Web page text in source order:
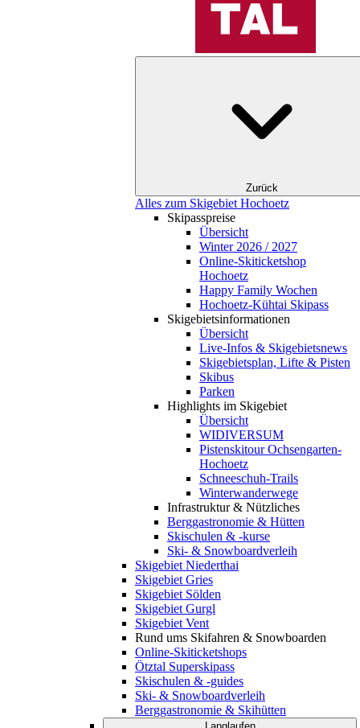
Zurück
Alles zum Skigebiet Hochoetz
Skipasspreise
Übersicht
Winter 2026 / 2027
Online-Skiticketshop
Hochoetz
Happy Family Wochen
Hochoetz-Kühtai Skipass
Skigebietsinformationen
Übersicht
Live-Infos & Skigebietsnews
Skigebietsplan, Lifte & Pisten
Skibus
Parken
Highlights im Skigebiet
Übersicht
WIDIVERSUM
Pistenskitour Ochsengarten-
Hochoetz
Schneeschuh-Trails
Winterwanderwege
Infrastruktur & Nützliches
Berggastronomie & Hütten
Skischulen & -kurse
Ski- & Snowboardverleih
Skigebiet Niederthai
Skigebiet Gries
Skigebiet Sölden
Skigebiet Gurgl
Skigebiet Vent
Rund ums Skifahren & Snowboarden
Online-Skiticketshops
Ötztal Superskipass
Skischulen & -guides
Ski- & Snowboardverleih
Berggastronomie & Skihütten